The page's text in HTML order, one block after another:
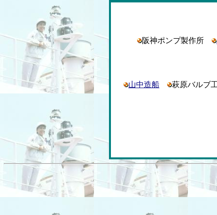
阪神ポンプ製作所
山中造船 萩原バル